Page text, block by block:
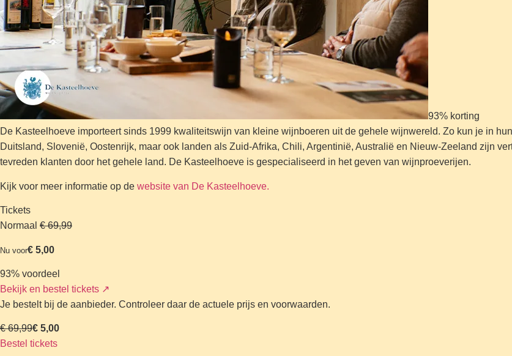
93% korting
De Kasteelhoeve importeert sinds 1999 kwaliteitswijn van kleine wijnboeren uit de gehele wijnwereld. Zo kun je in
Duitsland, Slovenië, Oostenrijk, maar ook landen als Zuid-Afrika, Chili, Argentinië, Australië en Nieuw-Zeeland zijn
tevreden klanten door het gehele land. De Kasteelhoeve is gespecialiseerd in het geven van wijnproeverijen.
Kijk voor meer informatie op de website van De Kasteelhoeve.
Tickets
Normaal € 69,99
Nu voor€ 5,00
93% voordeel
Bekijk en bestel tickets ↗
Je bestelt bij de aanbieder. Controleer daar de actuele prijs en voorwaarden.
€ 69,99€ 5,00
Bestel tickets